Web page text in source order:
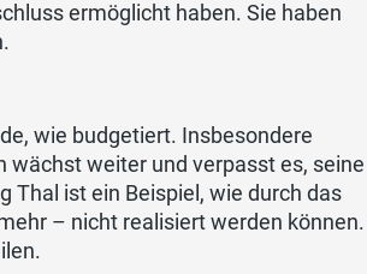
ermöglicht haben. Sie haben
wie budgetiert. Insbesondere
weiter und verpasst es, seine
Thal ist ein Beispiel, wie durch das
– nicht realisiert werden können.